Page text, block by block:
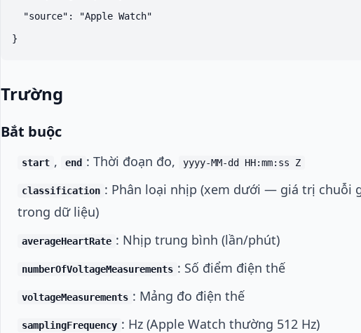
  "source": "Apple Watch"
Trường
Bắt buộc
start , end : Thời đoạn đo, yyyy-MM-dd HH:mm:ss Z
classification : Phân loại nhịp (xem dưới — giá trị chuỗi
trong dữ liệu)
averageHeartRate : Nhịp trung bình (lần/phút)
numberOfVoltageMeasurements : Số điểm điện thế
voltageMeasurements : Mảng đo điện thế
samplingFrequency : Hz (Apple Watch thường 512 Hz)